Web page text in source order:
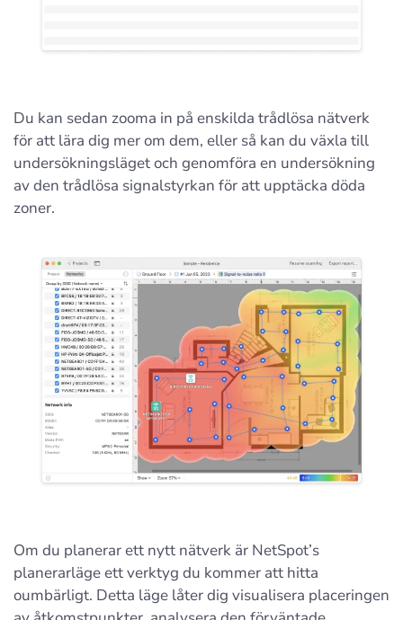
Du kan sedan zooma in på enskilda trådlösa nätverk
för att lära dig mer om dem, eller så kan du växla till
undersökningsläget och genomföra en undersökning
av den trådlösa signalstyrkan för att upptäcka döda
zoner.
Om du planerar ett nytt nätverk är NetSpot’s
planerarläge ett verktyg du kommer att hitta
oumbärligt. Detta läge låter dig visualisera placeringen